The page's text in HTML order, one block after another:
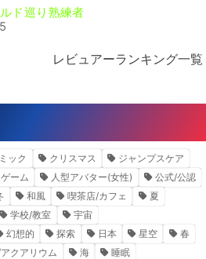
ド巡り熟練者
レビュアーランキング一覧
ック クリスマス
ジャンプスケア
ーム 人型アバター(女性)
公式/公認
和風 喫茶店/カフェ
夏
学校/教室
宇宙
幻想的 探索 日本 星空
春
クアリウム 海
睡眠